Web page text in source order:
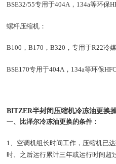
BSE32/55专用于404A，134a等环保
螺杆压缩机：
B100，B170，B320，专用于R22冷媒
BSE170专用于404A，134a等环保
BITZER半封闭压缩机冷冻油更换
一、比泽尔冷冻油更换的条件：
1、空调机组长时间工作，压缩机已
时、之后运行累计三年或运行时间超